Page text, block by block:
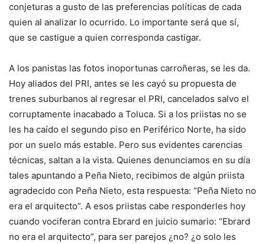
conjeturas a gusto de las preferencias políticas de cada
quien al analizar lo ocurrido. Lo importante será que sí,
que se castigue a quien corresponda castigar.
A los panistas las fotos inoportunas carroñeras, se les da.
Hoy aliados del PRI, antes se les cayó su propuesta de
trenes suburbanos al regresar el PRI, cancelados salvo el
corruptamente inacabado a Toluca. Si a los priistas no se
les ha caído el segundo piso en Periférico Norte, ha sido
por un suelo más estable. Pero sus evidentes carencias
técnicas, saltan a la vista. Quienes denunciamos en su día
tales apuntando a Peña Nieto, recibimos de algún priista
agradecido con Peña Nieto, esta respuesta: “Peña Nieto no
era el arquitecto”. A esos priistas cabe responderles hoy
cuando vociferan contra Ebrard en juicio sumario: “Ebrard
no era el arquitecto”, para ser parejos ¿no? ¿o solo les